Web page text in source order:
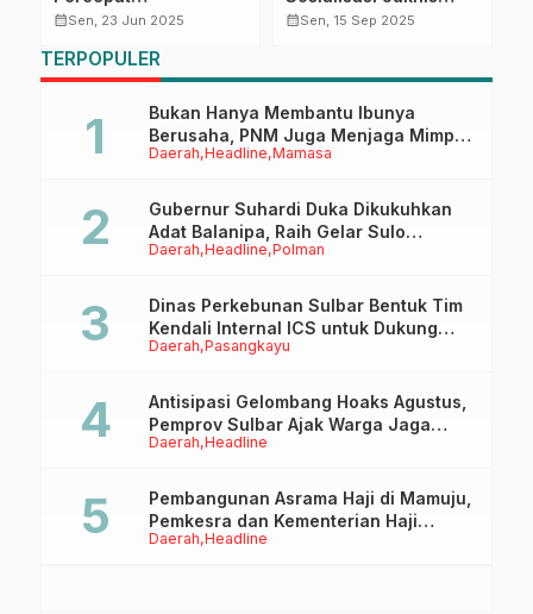
Pertumbuhan Ekonomi
Jatah Inpres Jalan
Daerah dari Pusat
calendar_monthSen, 23 Jun 2025
Tambahan
calendar_monthSen, 15 Sep 2025
TERPOPULER
Daerah Headline Mamasa
Bukan Hanya Membantu Ibunya
Berusaha, PNM Juga Menjaga Mimpi
Anaknya Untuk Menggapai Cita-Cita
Daerah Headline Polman
Gubernur Suhardi Duka Dikukuhkan
Adat Balanipa, Raih Gelar Sulo
Tappidena
Daerah Pasangkayu
Dinas Perkebunan Sulbar Bentuk Tim
Kendali Internal ICS untuk Dukung
Sertifikasi ISPO Pekebun di
Daerah Headline
Antisipasi Gelombang Hoaks Agustus,
Pemprov Sulbar Ajak Warga Jaga
Ruang Digital
Daerah Headline
Pembangunan Asrama Haji di Mamuju,
Pemkesra dan Kementerian Haji
Sulbar Tinjau Lokasi